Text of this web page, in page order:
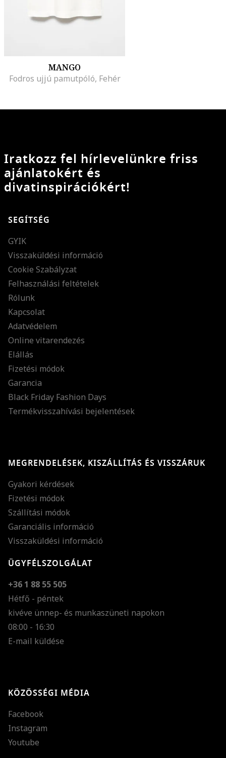
MANGO
Fodros ujjú pamutpóló, Fehér
Iratkozz fel hírlevelünkre friss
ajánlatokért és
divatinspirációkért!
SEGÍTSÉG
GYIK
Visszaküldési információ
Cookie Szabályzat
Felhasználási feltételek
Rólunk
Kapcsolat
Adatvédelem
Online vitarendezés
Elállás
Fizetési módok
Garancia
Black Friday Fashion Days
Termékvisszahívási bejelentések
MEGRENDELÉSEK, KISZÁLLÍTÁS ÉS VISSZÁRUK
Gyakori kérdések
Fizetési módok
Szállítási módok
Garanciális információ
Visszaküldési információ
ÜGYFÉLSZOLGÁLAT
+36 1 88 55 505
Hétfő - péntek
kivéve ünnep- és munkaszüneti napokon
08:00 - 16:30
E-mail küldése
KÖZÖSSÉGI MÉDIA
Facebook
Instagram
Youtube